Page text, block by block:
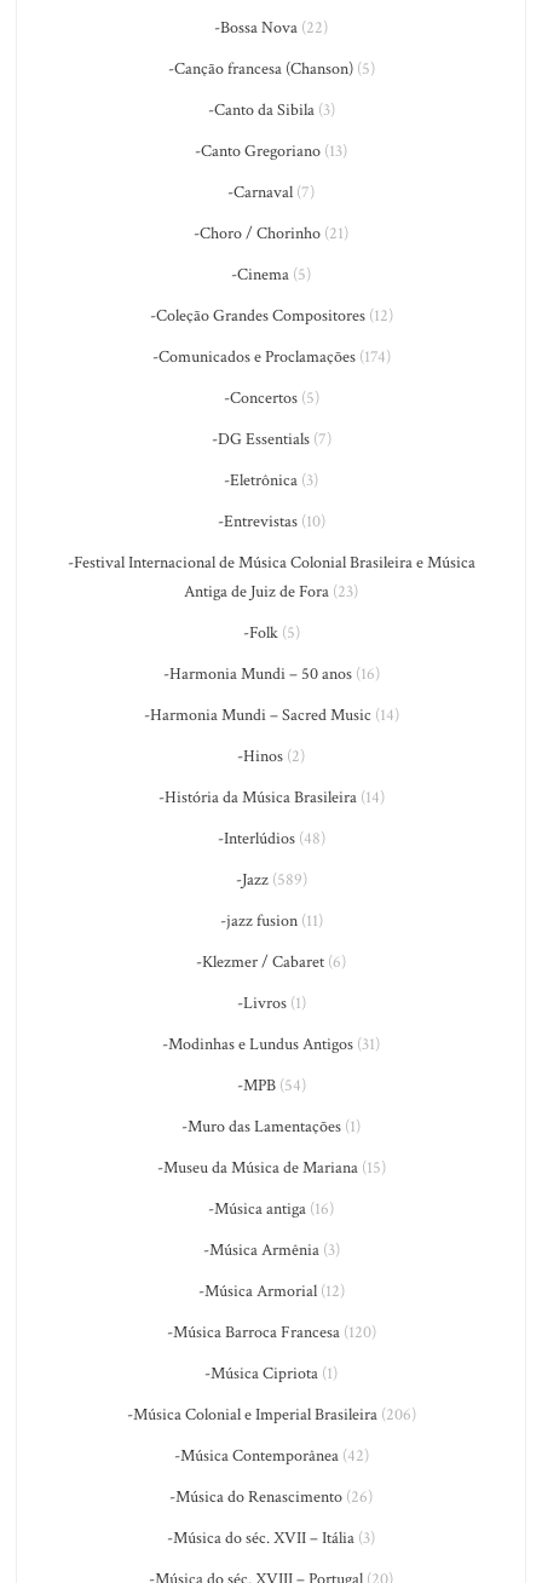
-Bossa Nova (22)
-Canção francesa (Chanson)(5)
-Canto da Sibila(3)
-Canto Gregoriano (13)
-Carnaval (7)
-Choro / Chorinho (21)
-Cinema (5)
-Coleção Grandes Compositores(12)
-Comunicados e Proclamações(174)
-Concertos(5)
-DG Essentials(7)
-Eletrônica (3)
-Entrevistas(10)
-Festival Internacional de Música Colonial Brasileira e Música
Antiga de Juiz de Fora (23)
-Folk(5)
-Harmonia Mundi – 50 anos(16)
-Harmonia Mundi – Sacred Music (14)
-Hinos (2)
-História da Música Brasileira(14)
-Interlúdios(48)
-Jazz(589)
-jazz fusion(11)
-Klezmer / Cabaret (6)
-Livros(1)
-Modinhas e Lundus Antigos (31)
-MPB(54)
-Muro das Lamentações (1)
-Museu da Música de Mariana(15)
-Música antiga (16)
-Música Armênia(3)
-Música Armorial(12)
-Música Barroca Francesa(120)
-Música Cipriota (1)
-Música Colonial e Imperial Brasileira(206)
-Música Contemporânea(42)
-Música do Renascimento (26)
-Música do séc. XVII – Itália (3)